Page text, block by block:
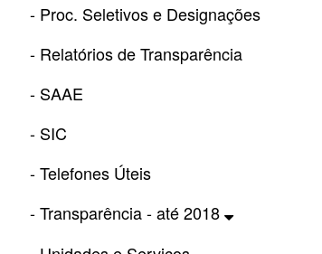
- Proc. Seletivos e Designações
- Relatórios de Transparência
- SAAE
- SIC
- Telefones Úteis
- Transparência - até 2018